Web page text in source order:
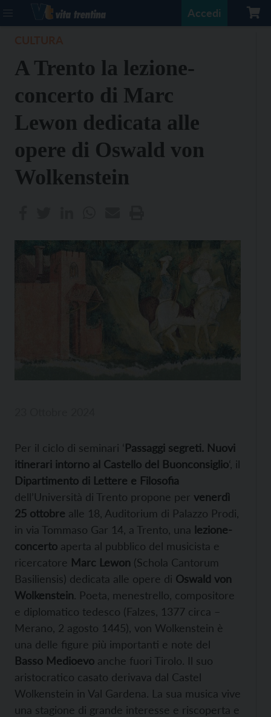
Accedi
A Trento la lezione-
concerto di Marc
Lewon dedicata alle
opere di Oswald von
Wolkenstein
Per il ciclo di seminari ‘Passaggi segreti. Nuovi
itinerari intorno al Castello del Buonconsiglio‘, il
Dipartimento di Lettere e Filosofia
dell’Università di Trento propone per venerdì
25 ottobre alle 18, Auditorium di Palazzo Prodi,
in via Tommaso Gar 14, a Trento, una lezione-
concerto aperta al pubblico del musicista e
ricercatore Marc Lewon (Schola Cantorum
Basiliensis) dedicata alle opere di Oswald von
Wolkenstein. Poeta, menestrello, compositore
e diplomatico tedesco (Falzes, 1377 circa –
Merano, 2 agosto 1445), von Wolkenstein è
una delle figure più importanti e note del
Basso Medioevo anche fuori Tirolo. Il suo
aristocratico casato derivava dal Castel
Wolkenstein in Val Gardena. La sua musica vive
una stagione di grande interesse e riscoperta e